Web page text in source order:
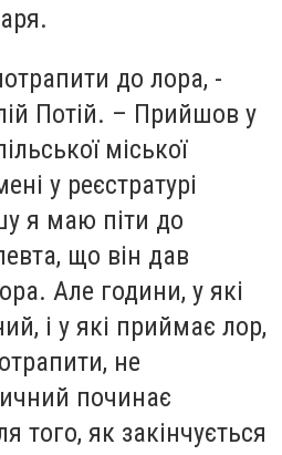
до лора, -
Потій. – Прийшов у
міської
у реєстратурі
я маю піти до
що він дав
Але години, у які
і у які приймає лор,
не
починає
того, як закінчується